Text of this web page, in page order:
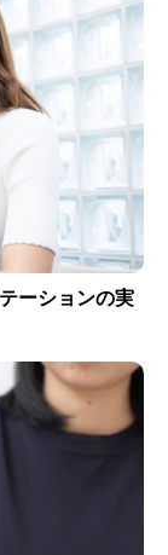
ーションの実